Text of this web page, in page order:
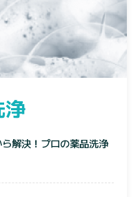
浄
解決！プロの薬品洗浄